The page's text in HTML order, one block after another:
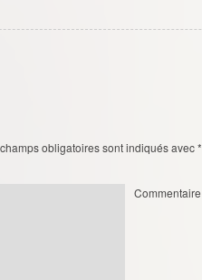
obligatoires sont indiqués avec*
Commentaire